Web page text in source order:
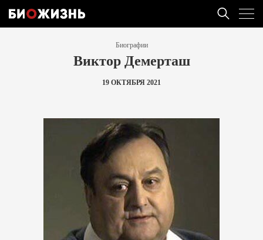
Биографии
Виктор Демерташ
19 ОКТЯБРЯ 2021